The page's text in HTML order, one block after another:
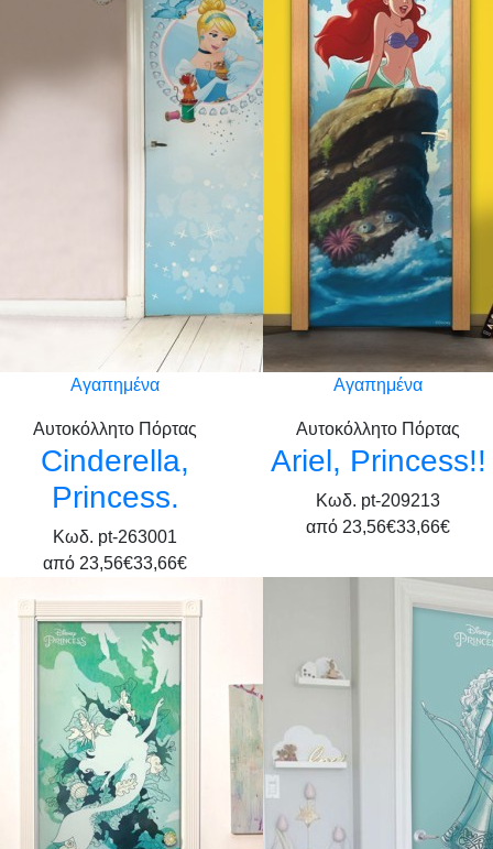
Αγαπημένα
Αυτοκόλλητο Πόρτας
Cinderella,
Princess.
Κωδ. pt-263001
από 23,56€33,66€
Αγαπημένα
Αυτοκόλλητο Πόρτας
Ariel, Princess!!
Κωδ. pt-209213
από 23,56€33,66€